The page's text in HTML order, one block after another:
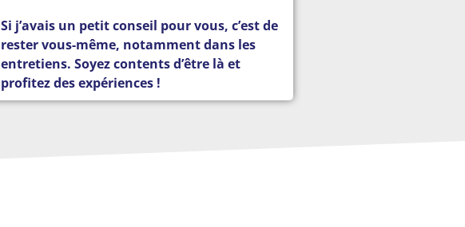
Si j’avais un petit conseil pour vous, c’est de
rester vous-même, notamment dans les
entretiens. Soyez contents d’être là et
profitez des expériences !